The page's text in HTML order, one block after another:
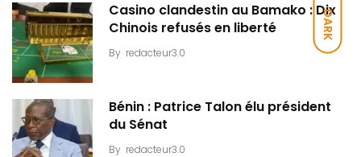
DARK
Casino clandestin au Bamako : Dix
Chinois refusés en liberté
By redacteur3.0
Bénin : Patrice Talon élu président
du Sénat
By redacteur3.0